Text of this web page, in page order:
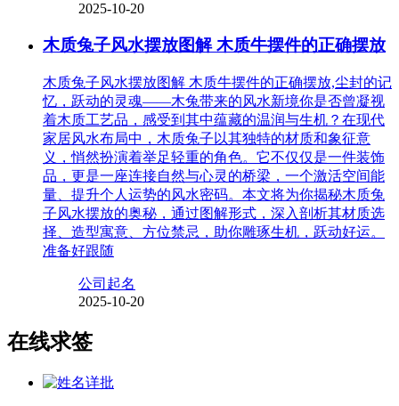
2025-10-20
木质兔子风水摆放图解 木质牛摆件的正确摆放
木质兔子风水摆放图解 木质牛摆件的正确摆放,尘封的记
忆，跃动的灵魂——木兔带来的风水新境你是否曾凝视
着木质工艺品，感受到其中蕴藏的温润与生机？在现代
家居风水布局中，木质兔子以其独特的材质和象征意
义，悄然扮演着举足轻重的角色。它不仅仅是一件装饰
品，更是一座连接自然与心灵的桥梁，一个激活空间能
量、提升个人运势的风水密码。本文将为你揭秘木质兔
子风水摆放的奥秘，通过图解形式，深入剖析其材质选
择、造型寓意、方位禁忌，助你雕琢生机，跃动好运。
准备好跟随
公司起名
2025-10-20
在线求签